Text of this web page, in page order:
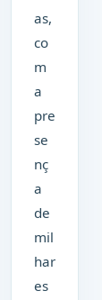
as,
co
m
a
pre
se
nç
a
de
mil
har
es